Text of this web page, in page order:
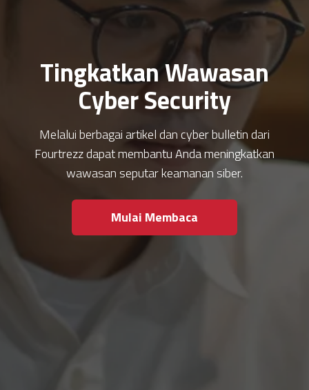
Tingkatkan Wawasan
Cyber Security
Melalui berbagai artikel dan cyber bulletin dari
Fourtrezz dapat membantu Anda meningkatkan
wawasan seputar keamanan siber.
Mulai Membaca